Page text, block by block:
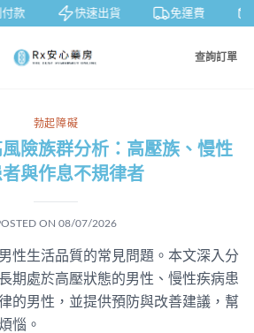
款 快速出貨 免運費
查詢訂單
勃起障礙
險族群分析：高壓族、慢性
與作息不規律者
ON 08/07/2026
性生活品質的常見問題。本文深入分
期處於高壓狀態的男性、慢性疾病患
的男性，並提供預防與改善建議，幫
惱。